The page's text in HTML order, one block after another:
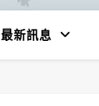
最新訊息